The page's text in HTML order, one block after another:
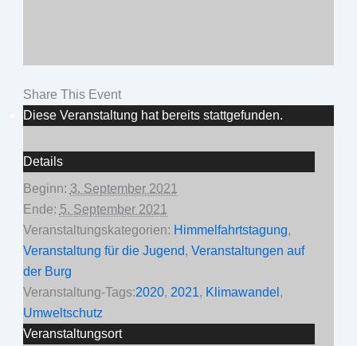
Share This Event
Diese Veranstaltung hat bereits stattgefunden.
Details
Beginn: 3. September 2021
Ende: 5. September 2021
Veranstaltungskategorien: Himmelfahrtstagung,
Veranstaltung für die Jugend, Veranstaltungen auf
der Burg
Veranstaltung-Tags:2020, 2021, Klimawandel ,
Umweltschutz
Veranstaltungsort